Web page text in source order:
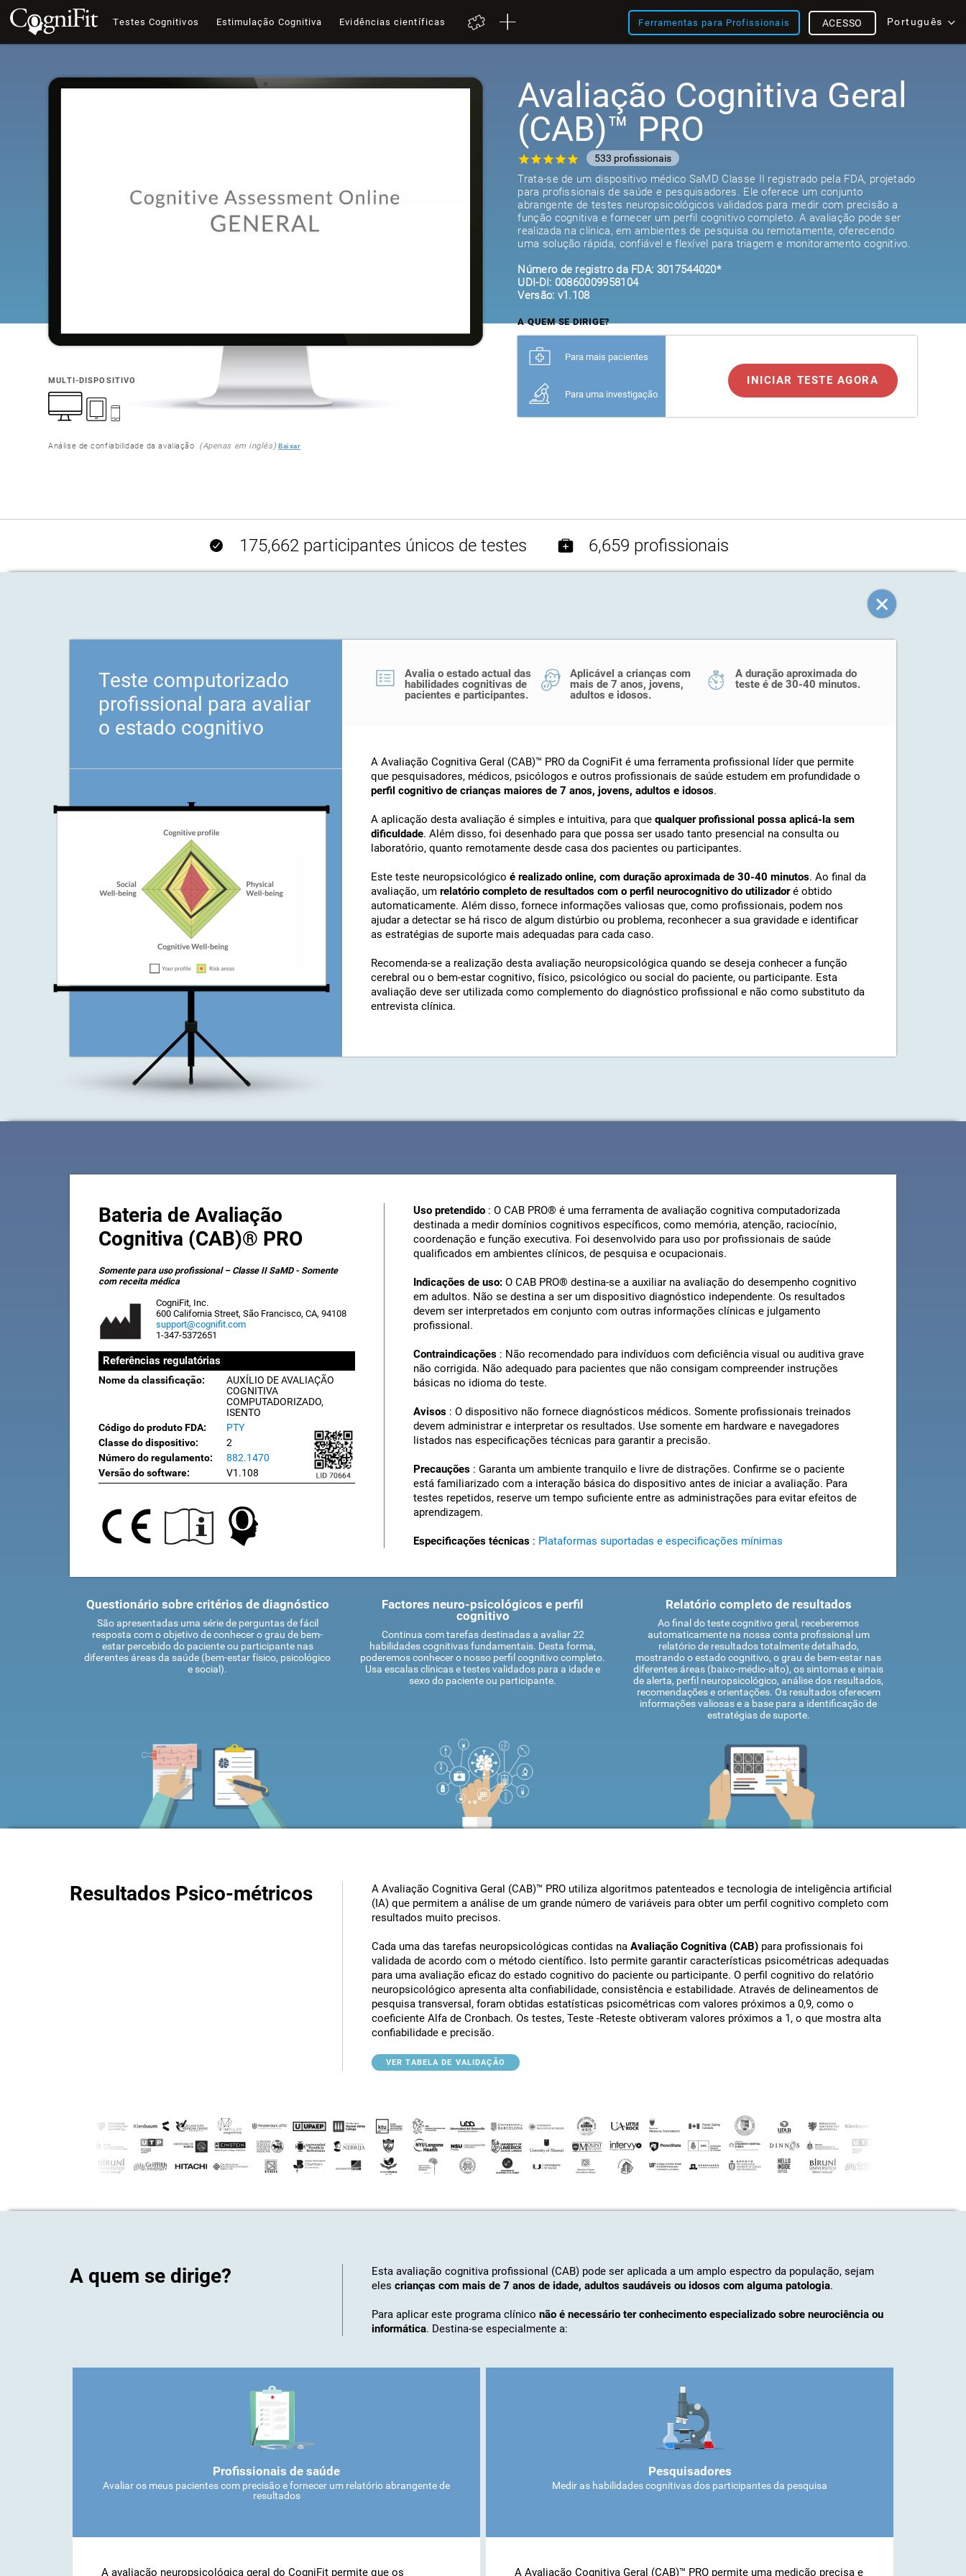
Testes Cognitivos Estimulação Cognitiva Evidências científicas Ferramentas para Profissionais Português
ACESSO
MULTI-DISPOSITIVO
Análise de confiabilidade da avaliação (Apenas em inglês) Baixar
Avaliação Cognitiva Geral
(CAB)™ PRO
533 profissionais
Trata-se de um dispositivo médico SaMD Classe II registrado pela FDA, projetado
para profissionais de saúde e pesquisadores. Ele oferece um conjunto
abrangente de testes neuropsicológicos validados para medir com precisão a
função cognitiva e fornecer um perfil cognitivo completo. A avaliação pode ser
realizada na clínica, em ambientes de pesquisa ou remotamente, oferecendo
uma solução rápida, confiável e flexível para triagem e monitoramento cognitivo.
Número de registro da FDA: 3017544020*
UDI-DI: 00860009958104
Versão: v1.108
A QUEM SE DIRIGE?
Para mais pacientes
Para uma investigação
INICIAR TESTE AGORA
175,662 participantes únicos de testes 6,659 profissionais
Teste computorizado
profissional para avaliar
o estado cognitivo
Avalia o estado actual das
habilidades cognitivas de
pacientes e participantes.
Aplicável a crianças com
mais de 7 anos, jovens,
adultos e idosos.
A duração aproximada do
teste é de 30-40 minutos.
A Avaliação Cognitiva Geral (CAB)™ PRO da CogniFit é uma ferramenta profissional líder que permite
que pesquisadores, médicos, psicólogos e outros profissionais de saúde estudem em profundidade o
perfil cognitivo de crianças maiores de 7 anos, jovens, adultos e idosos.
A aplicação desta avaliação é simples e intuitiva, para que qualquer profissional possa aplicá-la sem
dificuldade. Além disso, foi desenhado para que possa ser usado tanto presencial na consulta ou
laboratório, quanto remotamente desde casa dos pacientes ou participantes.
Este teste neuropsicológico é realizado online, com duração aproximada de 30-40 minutos. Ao final da
avaliação, um relatório completo de resultados com o perfil neurocognitivo do utilizadoré obtido
automaticamente. Além disso, fornece informações valiosas que, como profissionais, podem nos
ajudar a detectar se há risco de algum distúrbio ou problema, reconhecer a sua gravidade e identificar
as estratégias de suporte mais adequadas para cada caso.
Recomenda-se a realização desta avaliação neuropsicológica quando se deseja conhecer a função
cerebral ou o bem-estar cognitivo, físico, psicológico ou social do paciente, ou participante. Esta
avaliação deve ser utilizada como complemento do diagnóstico profissional e não como substituto da
entrevista clínica.
Bateria de Avaliação
Cognitiva (CAB)® PRO
Somente para uso profissional – Classe II SaMD - Somente
com receita médica
CogniFit, Inc.
600 California Street, São Francisco, CA, 94108
support@cognifit.com
1-347-5372651
Referências regulatórias
Nome da classificação:
AUXÍLIO DE AVALIAÇÃO
COGNITIVA
COMPUTADORIZADO,
ISENTO
Código do produto FDA:
PTY
Classe do dispositivo:
2
Número do regulamento:
882.1470
Versão do software:
V1.108
Uso pretendido : O CAB PRO® é uma ferramenta de avaliação cognitiva computadorizada
destinada a medir domínios cognitivos específicos, como memória, atenção, raciocínio,
coordenação e função executiva. Foi desenvolvido para uso por profissionais de saúde
qualificados em ambientes clínicos, de pesquisa e ocupacionais.
Indicações de uso: O CAB PRO® destina-se a auxiliar na avaliação do desempenho cognitivo
em adultos. Não se destina a ser um dispositivo diagnóstico independente. Os resultados
devem ser interpretados em conjunto com outras informações clínicas e julgamento
profissional.
Contraindicações : Não recomendado para indivíduos com deficiência visual ou auditiva grave
não corrigida. Não adequado para pacientes que não consigam compreender instruções
básicas no idioma do teste.
Avisos : O dispositivo não fornece diagnósticos médicos. Somente profissionais treinados
devem administrar e interpretar os resultados. Use somente em hardware e navegadores
listados nas especificações técnicas para garantir a precisão.
Precauções : Garanta um ambiente tranquilo e livre de distrações. Confirme se o paciente
está familiarizado com a interação básica do dispositivo antes de iniciar a avaliação. Para
testes repetidos, reserve um tempo suficiente entre as administrações para evitar efeitos de
aprendizagem.
Especificações técnicas : Plataformas suportadas e especificações mínimas
Questionário sobre critérios de diagnóstico
São apresentadas uma série de perguntas de fácil
resposta com o objetivo de conhecer o grau de bem-
estar percebido do paciente ou participante nas
diferentes áreas da saúde (bem-estar físico, psicológico
e social).
Factores neuro-psicológicos e perfil
cognitivo
Continua com tarefas destinadas a avaliar 22
habilidades cognitivas fundamentais. Desta forma,
poderemos conhecer o nosso perfil cognitivo completo.
Usa escalas clínicas e testes validados para a idade e
sexo do paciente ou participante.
Relatório completo de resultados
Ao final do teste cognitivo geral, receberemos
automaticamente na nossa conta profissional um
relatório de resultados totalmente detalhado,
mostrando o estado cognitivo, o grau de bem-estar nas
diferentes áreas (baixo-médio-alto), os sintomas e sinais
de alerta, perfil neuropsicológico, análise dos resultados,
recomendações e orientações. Os resultados oferecem
informações valiosas e a base para a identificação de
estratégias de suporte.
Resultados Psico-métricos
A Avaliação Cognitiva Geral (CAB)™ PRO utiliza algoritmos patenteados e tecnologia de inteligência artificial
(IA) que permitem a análise de um grande número de variáveis ​​para obter um perfil cognitivo completo com
resultados muito precisos.
Cada uma das tarefas neuropsicológicas contidas na Avaliação Cognitiva (CAB) para profissionais foi
validada de acordo com o método científico. Isto permite garantir características psicométricas adequadas
para uma avaliação eficaz do estado cognitivo do paciente ou participante. O perfil cognitivo do relatório
neuropsicológico apresenta alta confiabilidade, consistência e estabilidade. Através de delineamentos de
pesquisa transversal, foram obtidas estatísticas psicométricas com valores próximos a 0,9, como o
coeficiente Alfa de Cronbach. Os testes, Teste -Reteste obtiveram valores próximos a 1, o que mostra alta
confiabilidade e precisão.
VER TABELA DE VALIDAÇÃO
A quem se dirige?
Esta avaliação cognitiva profissional (CAB) pode ser aplicada a um amplo espectro da população, sejam
eles crianças com mais de 7 anos de idade, adultos saudáveis ​​ou idosos com alguma patologia.
Para aplicar este programa clínico não é necessário ter conhecimento especializado sobre neurociência ou
informática. Destina-se especialmente a:
Profissionais de saúde
Avaliar os meus pacientes com precisão e fornecer um relatório abrangente de
resultados
A avaliação neuropsicológica geral do CogniFit permite que os
Pesquisadores
Medir as habilidades cognitivas dos participantes da pesquisa
A Avaliação Cognitiva Geral (CAB)™ PRO permite uma medição precisa e